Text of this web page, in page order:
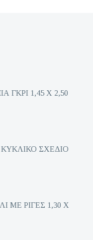
ΓΚΡΙ 1,45 Χ 2,50
ΣΧΕΔΙΟ
ΜΕ ΡΙΓΕΣ 1,30 Χ